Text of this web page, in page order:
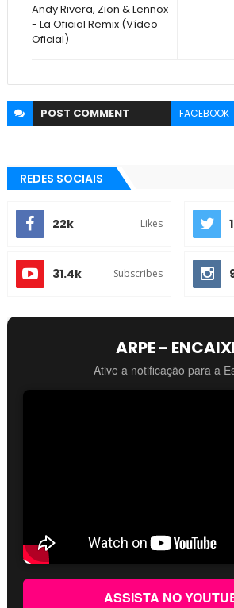
Andy Rivera, Zion & Lennox
- La Oficial Remix (Vídeo
Oficial)
POST COMMENT FACEBOOK
REDES SOCIAIS
22k Likes
31.4k Subscribes
ARPE -
Ative a notificação para a
ASSISTA NO